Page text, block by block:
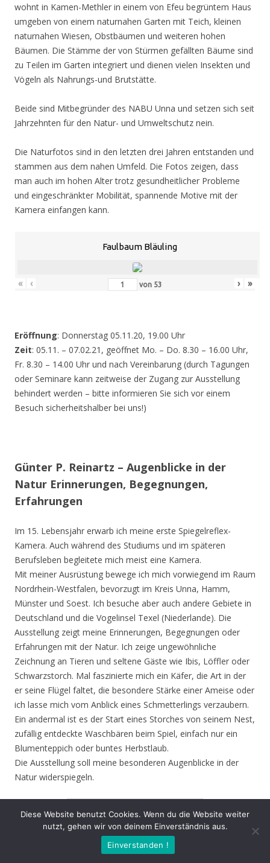
wohnt in Kamen-Methler in einem von Efeu begrüntem Haus
umgeben von einem naturnahen Garten mit Teich, kleinen
naturnahen Wiesen, Obstbäumen und weiteren hohen
Bäumen. Die Stämme der von Stürmen gefällten Bäume sind
zu Teilen im Garten integriert und dienen vielen Insekten und
Vögeln als Nahrungs-und Brutstätte.
Beide sind Mitbegründer des NABU Unna und setzen sich seit
Jahrzehnten für den Natur- und Umweltschutz nein.
Die Naturfotos sind in den letzten drei Jahren entstanden und
stammen aus dem nahen Umfeld. Die Fotos zeigen, dass
man auch im hohen Alter trotz gesundheitlicher Probleme
und eingeschränkter Mobilität, spannende Motive mit der
Kamera einfangen kann.
Faulbaum Bläuling
« ‹ von 53 › »
Eröffnung: Donnerstag 05.11.20, 19.00 Uhr
Zeit: 05.11. – 07.02.21, geöffnet Mo. – Do. 8.30 – 16.00 Uhr,
Fr. 8.30 – 14.00 Uhr und nach Vereinbarung (durch Tagungen
oder Seminare kann zeitweise der Zugang zur Ausstellung
behindert werden – bitte informieren Sie sich vor einem
Besuch sicherheitshalber bei uns!)
Günter P. Reinartz – Augenblicke in der
Natur Erinnerungen, Begegnungen,
Erfahrungen
Im 15. Lebensjahr erwarb ich meine erste Spiegelreflex-
Kamera. Auch während des Studiums und im späteren
Berufsleben begleitete mich meist eine Kamera.
Mit meiner Ausrüstung bewege ich mich vorwiegend im Raum
Nordrhein-Westfalen, bevorzugt im Kreis Unna, Hamm,
Münster und Soest. Ich besuche aber auch andere Gebiete in
Deutschland und die Vogelinsel Texel (Niederlande). Die
Ausstellung zeigt meine Erinnerungen, Begegnungen oder
Erfahrungen mit der Natur. Ich zeige ungewöhnliche
Zeichnung an Tieren und seltene Gäste wie Ibis, Löffler oder
Schwarzstorch. Mal faszinierte mich ein Käfer, die Art in der
er seine Flügel faltet, die besondere Stärke einer Ameise oder
ich lasse mich vom Anblick eines Schmetterlings verzaubern.
Ein andermal ist es der Start eines Storches von seinem Nest,
zufällig entdeckte Waschbären beim Spiel, einfach nur ein
Blumenteppich oder buntes Herbstlaub.
Die Ausstellung soll meine besonderen Augenblicke in der
Natur widerspiegeln.
Zurück
1 von 4
Vor
: Donnerstag 13.08.20, 19.00 Uhr
Diese Website benutzt Cookies. Wenn du die Website weiter
nutzt, gehen wir von deinem Einverständnis aus.
Einverstanden !